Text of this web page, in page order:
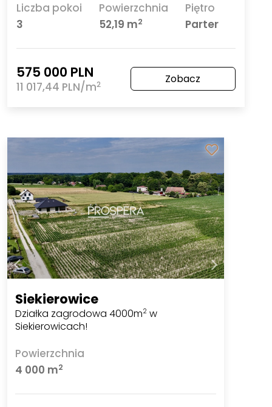
Liczba pokoi
3
Powierzchnia
52,19 m2
Piętro
Parter
575 000 PLN
11 017,44 PLN/m2 Zobacz
Siekierowice
Działka zagrodowa 4000m2 w
Siekierowicach!
Powierzchnia
4 000 m2